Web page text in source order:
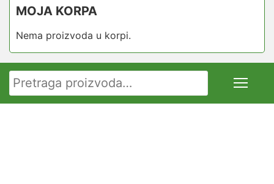
MOJA KORPA
Nema proizvoda u korpi.
Pretraga za: